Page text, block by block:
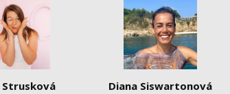
Strusková Diana Siswartonová